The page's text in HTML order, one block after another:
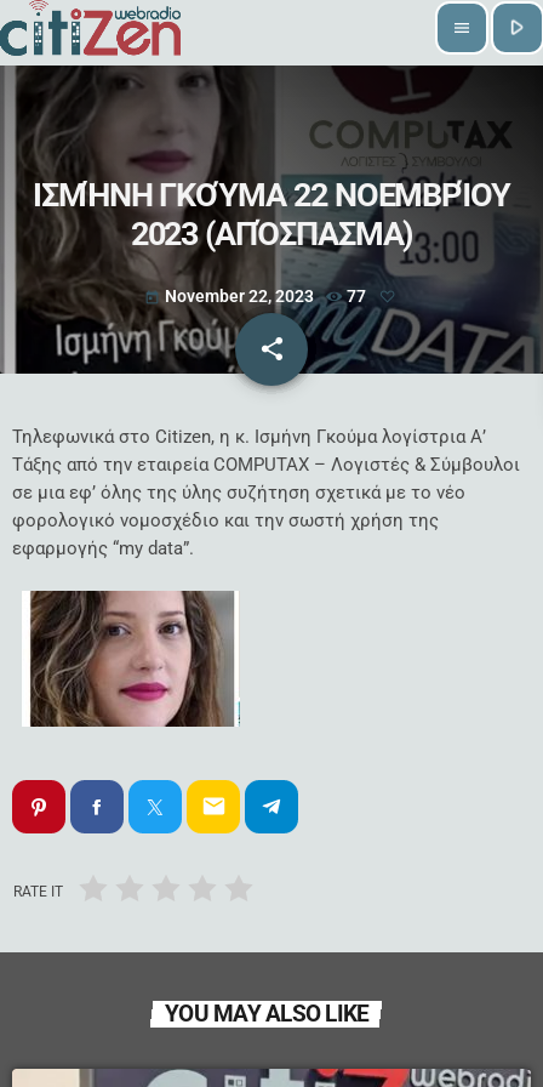
menu play_arrow
ΙΣΜΉΝΗ ΓΚΟΎΜΑ 22 ΝΟΕΜΒΡΊΟΥ
2023 (ΑΠΌΣΠΑΣΜΑ)
today November 22, 2023 77
share
email
Τηλεφωνικά στο Citizen, η κ. Ισμήνη Γκούμα λογίστρια Α’
Τάξης από την εταιρεία COMPUTAX – Λογιστές & Σύμβουλοι
σε μια εφ’ όλης της ύλης συζήτηση σχετικά με το νέο
φορολογικό νομοσχέδιο και την σωστή χρήση της
εφαρμογής “my data”.
email
RATE IT
YOU MAY ALSO LIKE